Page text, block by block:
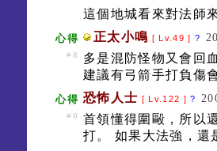
這個地城看來對法師
心得 正太小鳴 [ Lv.49 ]?
#8
多是混防怪物又會回
建議有弓箭手打負傷
心得 恐怖人士 [ Lv.122 ]?
#9
首領懂得圍毆，所以
打。 如果大法強，還